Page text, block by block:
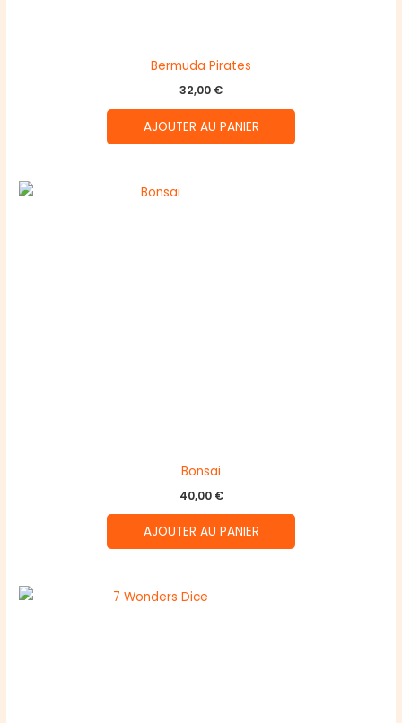
Bermuda Pirates
32,00 €
AJOUTER AU PANIER
Bonsai
40,00 €
AJOUTER AU PANIER